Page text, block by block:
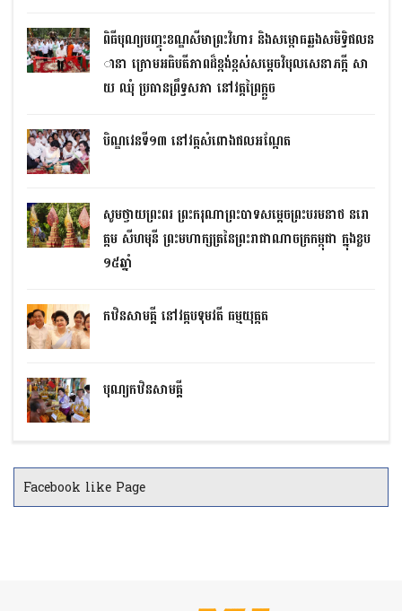
ពិធីបុណ្យបញ្ចុះខណ្ឌសីមាព្រះវិហារ និងសម្ពោធឆ្លងសមិទ្ធិ​ផលន
ានា ក្រោមអធិបតីភាពដ៏ខ្ពង់ខ្ពស់សម្តេចវិបុលសេនាភក្តី សា
យ ឈុំ ប្រធានព្រឹទ្ធសភា នៅវត្តព្រៃក្តួច
បិណ្ឌវេនទី១៣ នៅវត្តសំពោងផលអណ្តែត
សូមថ្វាយព្រះពរ ព្រះករុណាព្រះបាទសម្តេចព្រះបរមនាថ នរោ
ត្តម សីហមុនី ព្រះមហាក្សត្រនៃព្រះរាជាណាចក្រកម្ពុជា ក្នុងខួប
១៥ឆ្នាំ
កឋិនសាមគ្គី នៅវត្តបទុមវតី ធម្មយុត្តត
បុណ្យកឋិនសាមគ្គី
Facebook like Page